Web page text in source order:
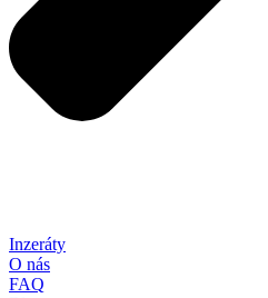
Inzeráty
O nás
FAQ